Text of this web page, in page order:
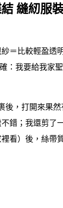
縫紉服
＝比較輕盈透
：我要給我家
後，打開來果
錯；我還剪了
看）後，絲帶